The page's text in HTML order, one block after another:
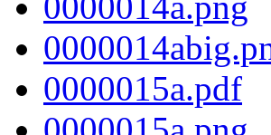
0000015a.pdf